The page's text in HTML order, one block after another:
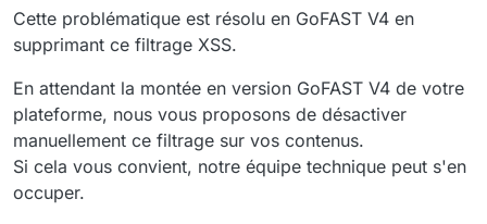
Cette problématique est résolu en GoFAST V4 en
supprimant ce filtrage XSS.
En attendant la montée en version GoFAST V4 de votre
plateforme, nous vous proposons de désactiver
manuellement ce filtrage sur vos contenus.
Si cela vous convient, notre équipe technique peut s'en
occuper.